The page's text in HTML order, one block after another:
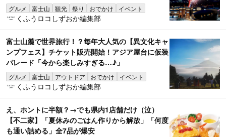
グルメ 富士山 観光 祭り おでかけ イベント
くふうロコしずおか編集部
富士山麓で世界旅行！？毎年大人気の【異文化キャ
ンプフェス】チケット販売開始！アジア屋台に仮装
パレード「今から楽しみすぎる…♪」
グルメ 富士山 アウトドア おでかけ イベント
くふうロコしずおか編集部
え、ホントに半額？→でも県内1店舗だけ（泣）
【不二家】「夏休みのごはん作りから解放」「何度
も通い詰める」全7品が爆安